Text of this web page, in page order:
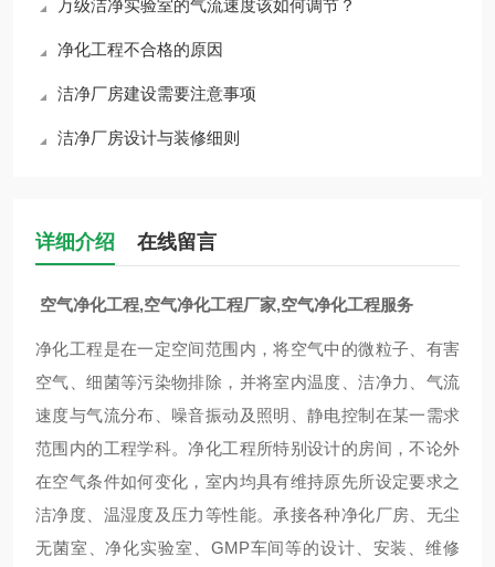
万级洁净实验室的气流速度该如何调节？
净化工程不合格的原因
洁净厂房建设需要注意事项
洁净厂房设计与装修细则
详细介绍 在线留言
空气净化工程,空气净化工程厂家,空气净化工程服务
净化工程是在一定空间范围内，将空气中的微粒子、有害
空气、细菌等污染物排除，并将室内温度、洁净力、气流
速度与气流分布、噪音振动及照明、静电控制在某一需求
范围内的工程学科。净化工程所特别设计的房间，不论外
在空气条件如何变化，室内均具有维持原先所设定要求之
洁净度、温湿度及压力等性能。 承接各种净化厂房、无尘
无菌室、净化实验室、 GMP车间等的设计、安装、维修